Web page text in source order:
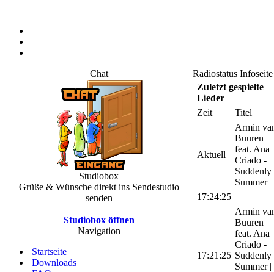
Chat
Studiobox
Grüße & Wünsche direkt ins Sendestudio
senden
Studiobox öffnen
Navigation
Startseite
Downloads
Radiostatus Infoseite
Zuletzt gespielte
Lieder
Zeit
Titel
Aktuell
Armin
Buuren
feat. Ana
Criado -
Suddenly
Summer
17:24:25
17:21:25
Armin
Buuren
feat. Ana
Criado -
Suddenly
Summer |